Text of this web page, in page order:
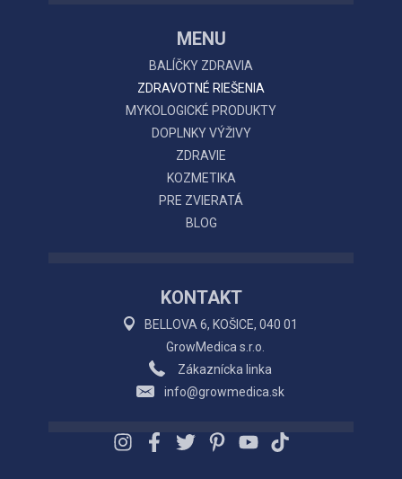
MENU
BALÍČKY ZDRAVIA
ZDRAVOTNÉ RIEŠENIA
MYKOLOGICKÉ PRODUKTY
DOPLNKY VÝŽIVY
ZDRAVIE
KOZMETIKA
PRE ZVIERATÁ
BLOG
KONTAKT
BELLOVA 6, KOŠICE, 040 01
GrowMedica s.r.o.
Zákaznícka linka
info@growmedica.sk